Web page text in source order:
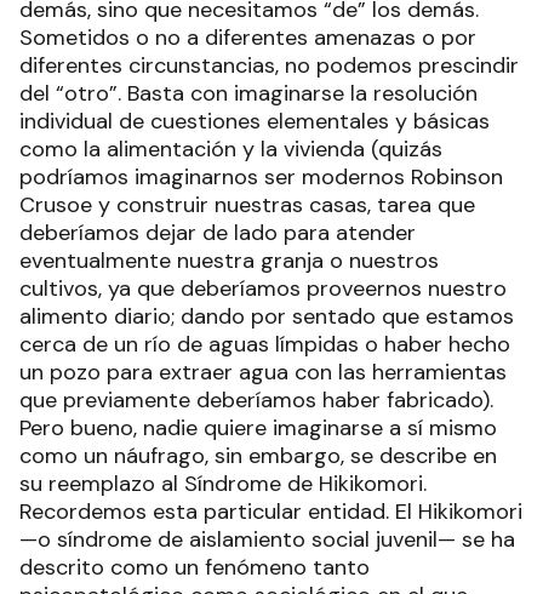
demás, sino que necesitamos “de” los demás.
Sometidos o no a diferentes amenazas o por
diferentes circunstancias, no podemos prescindir
del “otro”. Basta con imaginarse la resolución
individual de cuestiones elementales y básicas
como la alimentación y la vivienda (quizás
podríamos imaginarnos ser modernos Robinson
Crusoe y construir nuestras casas, tarea que
deberíamos dejar de lado para atender
eventualmente nuestra granja o nuestros
cultivos, ya que deberíamos proveernos nuestro
alimento diario; dando por sentado que estamos
cerca de un río de aguas límpidas o haber hecho
un pozo para extraer agua con las herramientas
que previamente deberíamos haber fabricado).
Pero bueno, nadie quiere imaginarse a sí mismo
como un náufrago, sin embargo, se describe en
su reemplazo al Síndrome de Hikikomori.
Recordemos esta particular entidad. El Hikikomori
—o síndrome de aislamiento social juvenil— se ha
descrito como un fenómeno tanto